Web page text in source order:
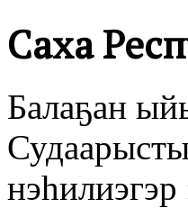
Саха
Балаҕан